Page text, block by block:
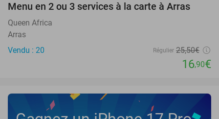
34%
Menu en 2 ou 3 services à la carte à Arras
Queen Africa
Arras
Vendu : 20
Régulier 25,50€
16,90€